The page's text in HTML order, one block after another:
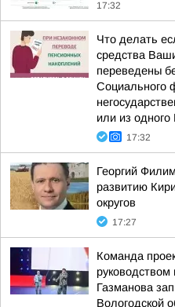
17:32
Что делать
средства
переведены
Социального
или из
17:32
Георгий
развитию
округов
17:27
Команда
руководством
Газманова
Вологодской